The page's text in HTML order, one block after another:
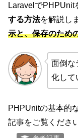
LaravelでPHPUnit
する方法を解説し
示と、保存のため
面倒な
化して
PHPUnitの基本的
記事をご覧くださ